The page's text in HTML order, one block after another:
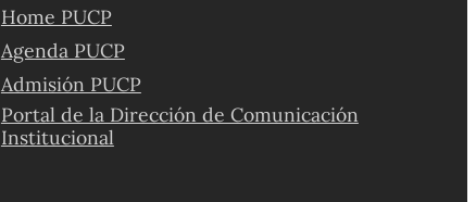
Home PUCP
Agenda PUCP
Admisión PUCP
Portal de la Dirección de Comunicación
Institucional